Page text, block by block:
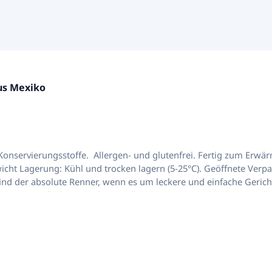
Mexiko
Lagerung: Kühl und trocken lagern (5-25°C). Geöffnete
zu finden. Ob als schnelles Mittagessen oder als
sondern auch total sättigend und voller Geschmack. Egal ob